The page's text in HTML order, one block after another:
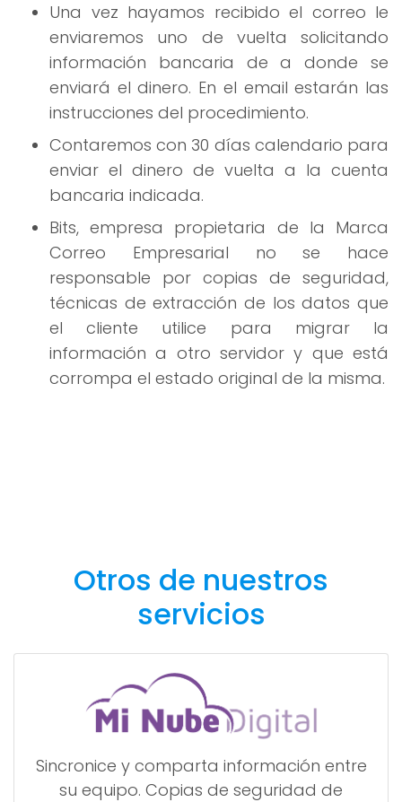
Una vez hayamos recibido el correo le
enviaremos uno de vuelta solicitando
información bancaria de a donde se
enviará el dinero. En el email estarán las
instrucciones del procedimiento.
Contaremos con 30 días calendario para
enviar el dinero de vuelta a la cuenta
bancaria indicada.
Bits, empresa propietaria de la Marca
Correo Empresarial no se hace
responsable por copias de seguridad,
técnicas de extracción de los datos que
el cliente utilice para migrar la
información a otro servidor y que está
corrompa el estado original de la misma.
Otros de nuestros
servicios
Sincronice y comparta información entre
su equipo. Copias de seguridad de